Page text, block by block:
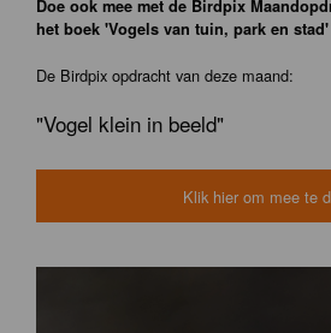
Doe ook mee met de Birdpix
het boek 'Vogels van tuin, park en stad'
De Birdpix opdracht van deze maand:
"Vogel klein in beeld"
Klik hier om mee te